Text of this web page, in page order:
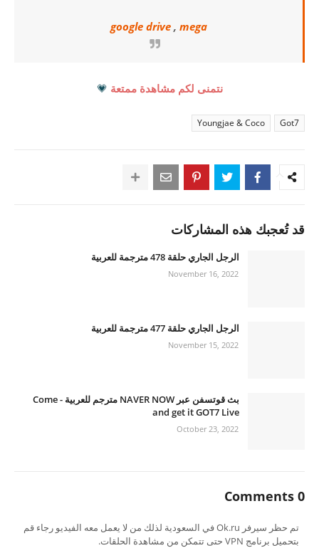
google drive, mega
نتمنى لكم مشاهدة ممتعة 💗
Got7
Youngjae & Coco
قد تُعجبك هذه المشاركات
الرجل الجاري حلقة 478 مترجمة للعربية
November 16, 2022
الرجل الجاري حلقة 477 مترجمة للعربية
November 15, 2022
بث قوتسفن عبر NAVER NOW مترجم للعربية - Come
and get it GOT7 Live
October 23, 2022
0 Comments
تم حظر سيرفر Ok.ru في السعودية لذلك من لا يعمل معه الفيديو رجاء قم
بتحميل برنامج VPN حتى تتمكن من مشاهدة الحلقات.